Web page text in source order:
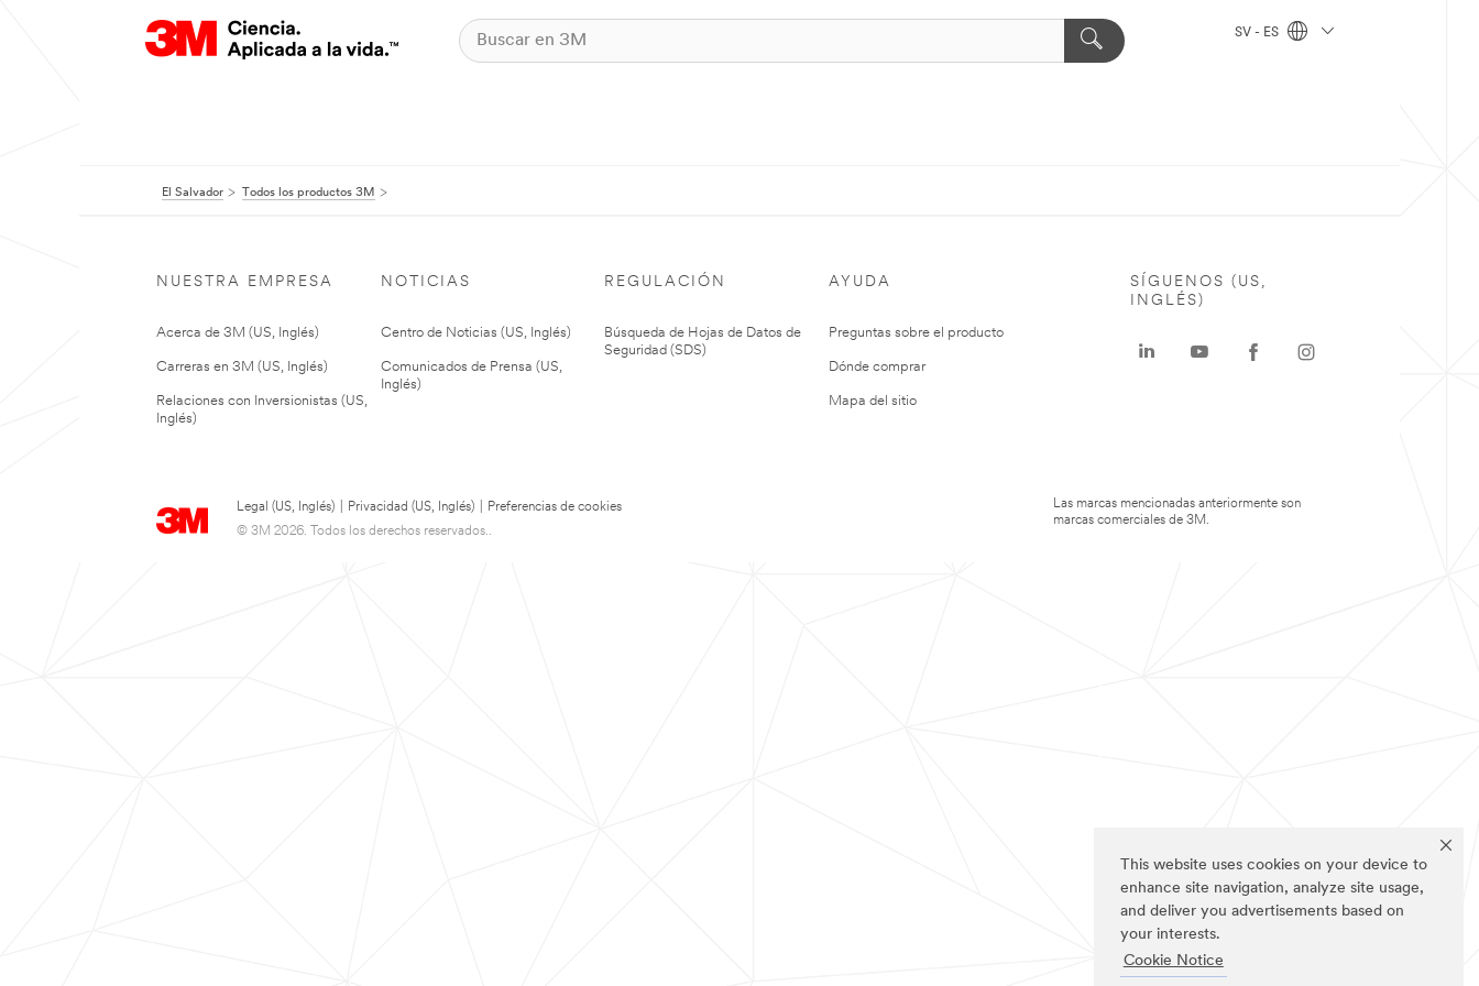
This website uses cookies on your device to
enhance site navigation, analyze site usage,
and deliver you advertisements based on
your interests.
Cookie Notice
SV - ES
El Salvador Todos los productos 3M
NUESTRA EMPRESA
Acerca de 3M (US, Inglés)
Carreras en 3M (US, Inglés)
Relaciones con Inversionistas (US,
Inglés)
NOTICIAS
Centro de Noticias (US, Inglés)
Comunicados de Prensa (US,
Inglés)
REGULACIÓN
Búsqueda de Hojas de Datos de
Seguridad (SDS)
AYUDA
Preguntas sobre el producto
Dónde comprar
Mapa del sitio
Legal (US, Inglés) Privacidad (US, Inglés)
Preferencias de cookies
© 3M 2026. Todos los derechos reservados..
SÍGUENOS (US,
INGLÉS)
Las marcas mencionadas anteriormente son
marcas comerciales de 3M.